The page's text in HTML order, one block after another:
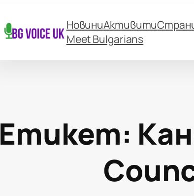
НовиниАктивити
Meet Bulgarians
Етикет: